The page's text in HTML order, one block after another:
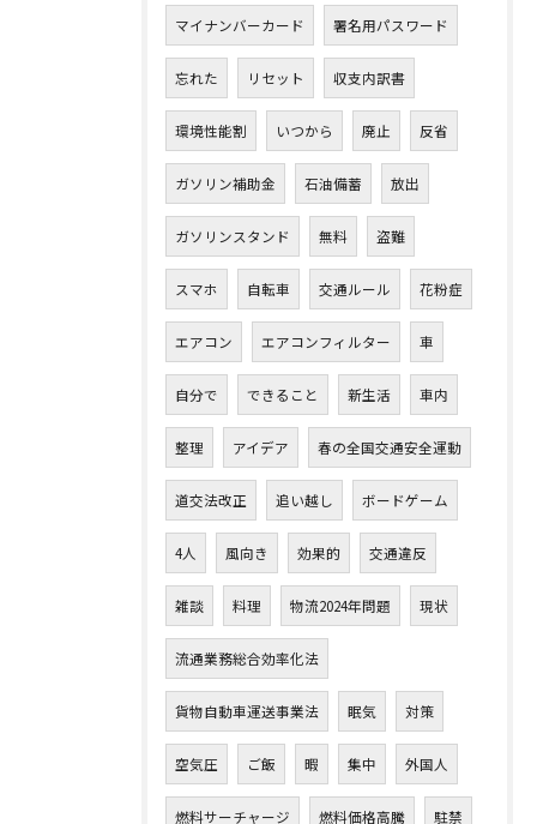
マイナンバーカード 署名用パスワード
忘れた リセット 収支内訳書
環境性能割 いつから 廃止 反省
ガソリン補助金 石油備蓄 放出
ガソリンスタンド 無料 盗難
スマホ 自転車 交通ルール 花粉症
エアコン エアコンフィルター 車
自分で できること 新生活 車内
整理 アイデア 春の全国交通安全運動
道交法改正 追い越し ボードゲーム
4人 風向き 効果的 交通違反
雑談 料理 物流2024年問題 現状
流通業務総合効率化法
貨物自動車運送事業法 眠気 対策
空気圧 ご飯 暇 集中 外国人
燃料サーチャージ 燃料価格高騰 駐禁